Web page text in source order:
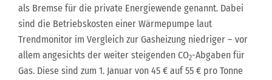
als Bremse für die private Energiewende genannt. Dabei
sind die Betriebskosten einer Wärmepumpe laut
Trendmonitor im Vergleich zur Gasheizung niedriger – vor
allem angesichts der weiter steigenden CO2-Abgaben für
Gas. Diese sind zum 1. Januar von 45 € auf 55 € pro Tonne